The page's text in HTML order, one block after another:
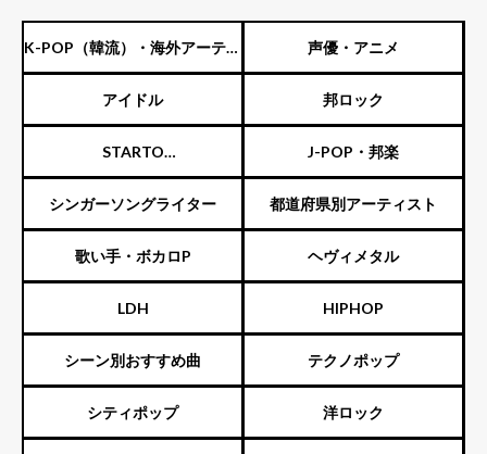
K-POP（韓流）・海外アーティ
スト
声優・アニメ
アイドル 邦ロック
STARTO
ENTERTAINMENT（旧ジャニ
ーズ）
J-POP・邦楽
シンガーソングライター 都道府県別アーティスト
歌い手・ボカロP ヘヴィメタル
LDH HIPHOP
シーン別おすすめ曲 テクノポップ
シティポップ 洋ロック